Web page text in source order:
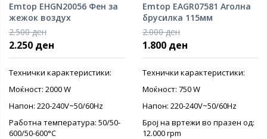
Emtop EHGN20056 Фен за
жежок воздух
2.500 ден
2.250 ден
Технички карактеристики:
Моќност: 2000 W
Напон: 220-240V~50/60Hz
Работна температура: 50/50-
600/50-600°C
Emtop EAGR07581 Аголна
брусилка 115мм
2.000 ден
1.800 ден
Технички карактеристики:
Моќност: 750 W
Напон: 220-240V~50/60Hz
Број на вртежи во празен од:
12.000 rpm